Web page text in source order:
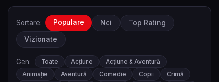
Sortare: Populare Noi
Top Rating
Vizionate
Gen: Toate Acțiune
Acțiune & Aventură
Animație
Aventură Comedie Copii
Crimă